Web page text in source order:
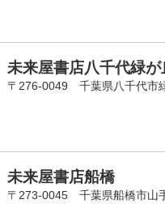
未来屋書店八千代緑が
〒276-0049 千葉県八千代市
未来屋書店船橋
〒273-0045 千葉県船橋市山